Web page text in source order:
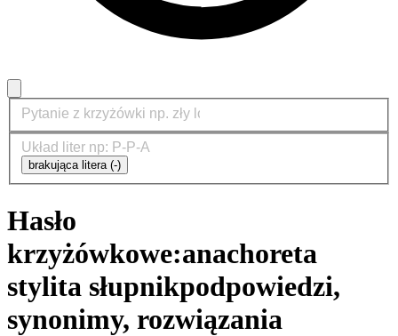
brakująca litera (-)
Hasło
krzyżówkowe:anachoreta
stylita słupnikpodpowiedzi,
synonimy, rozwiązania